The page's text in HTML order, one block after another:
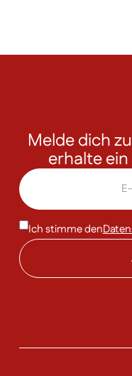
Melde dich
erhalte
Ich stimme den